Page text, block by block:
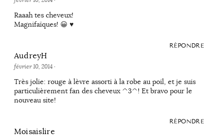
Raaah tes cheveux!
Magnifaïques! 😀 ♥
RÉPONDRE
AudreyH
février 10, 2014·
Très jolie: rouge à lèvre assorti à la robe au poil, et je suis
particulièrement fan des cheveux ^3^! Et bravo pour le
nouveau site!
RÉPONDRE
Moisaislire